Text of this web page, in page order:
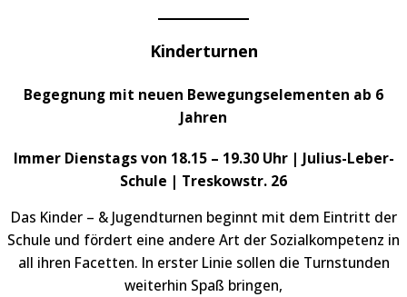
Kinderturnen
Begegnung mit neuen Bewegungselementen ab 6
Jahren
Immer Dienstags von 18.15 – 19.30 Uhr | Julius-Leber-
Schule | Treskowstr. 26
Das Kinder – & Jugendturnen beginnt mit dem Eintritt der
Schule und fördert eine andere Art der Sozialkompetenz in
all ihren Facetten. In erster Linie sollen die Turnstunden
weiterhin Spaß bringen,